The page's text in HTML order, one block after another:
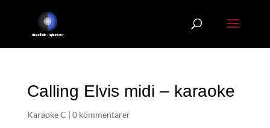
Calling Elvis midi – karaoke
Karaoke C | 0 kommentarer